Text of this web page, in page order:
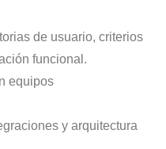
de usuario, criterios
funcional.
equipos
y arquitectura